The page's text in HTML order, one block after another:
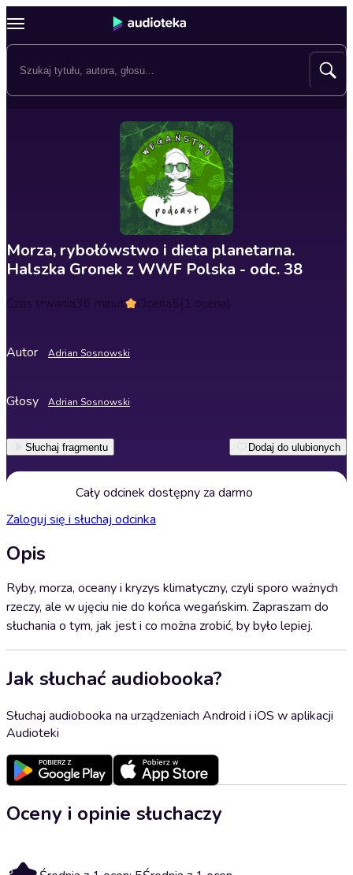
Morza, rybołówstwo i dieta planetarna.
Halszka Gronek z WWF Polska - odc. 38
Czas trwania36 minut Ocena5(1 ocena)
Autor Adrian Sosnowski
Głosy Adrian Sosnowski
Słuchaj fragmentu Dodaj do ulubionych
Cały odcinek dostępny za darmo
Zaloguj się i słuchaj odcinka
Opis
Ryby, morza, oceany i kryzys klimatyczny, czyli sporo ważnych
rzeczy, ale w ujęciu nie do końca wegańskim. Zapraszam do
słuchania o tym, jak jest i co można zrobić, by było lepiej.
Jak słuchać audiobooka?
Słuchaj audiobooka na urządzeniach Android i iOS w aplikacji
Audioteki
Oceny i opinie słuchaczy
5